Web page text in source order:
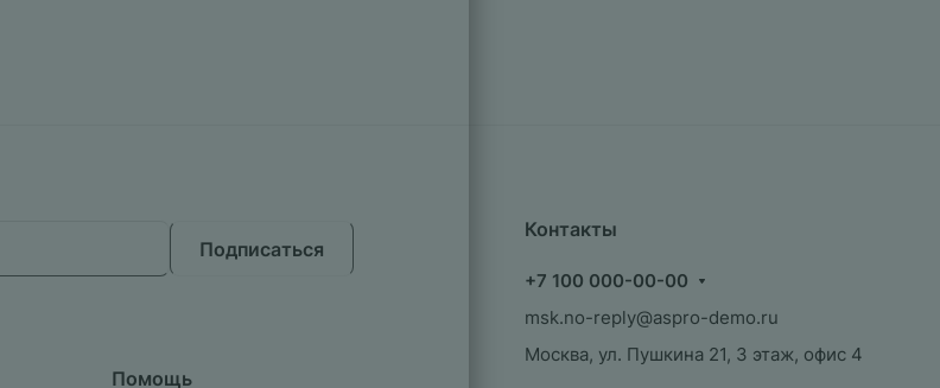
Подписаться
Помощь
Контакты
+7 100 000-00-00
msk.no-reply@aspro-demo.ru
Москва, ул. Пушкина 21, 3 этаж, офис 4